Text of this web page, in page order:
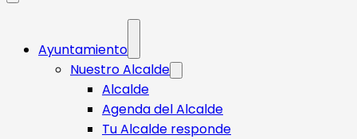
Ayuntamiento
Nuestro Alcalde
Alcalde
Agenda del Alcalde
Tu Alcalde responde​